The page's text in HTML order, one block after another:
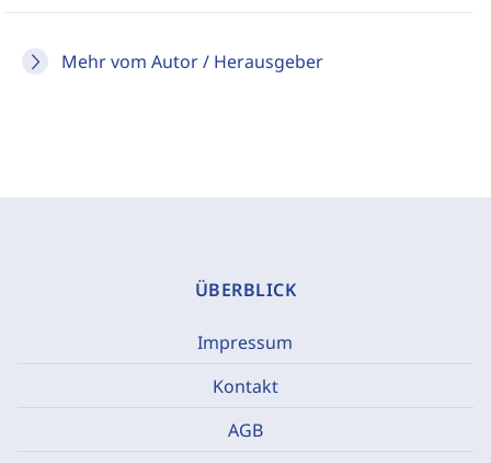
Mehr vom Autor / Herausgeber
ÜBERBLICK
Impressum
Kontakt
AGB